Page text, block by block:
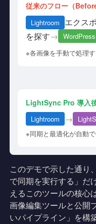
従来のフロー（Before
Lightroom エクス
を探す→ WordPress
※各画像を手動で処理
LightSync Pro 導入
Lightroom →
※同期と最適化が自動
このデモで示した通り
で同期を実行する」だ
えるこのツールの核心
画像編集ツールと公開
いパイプライン」を構